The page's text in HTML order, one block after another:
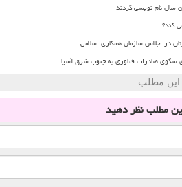
کند؟
در اجلاس سازمان همکاری اسلامی
سکوی صادرات فناوری به جنوب شرق آسیا
این مطلب
مطلبنظر دهید